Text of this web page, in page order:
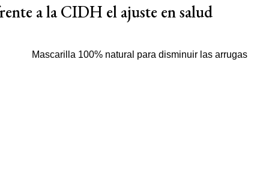
a la CIDH el ajuste en salud